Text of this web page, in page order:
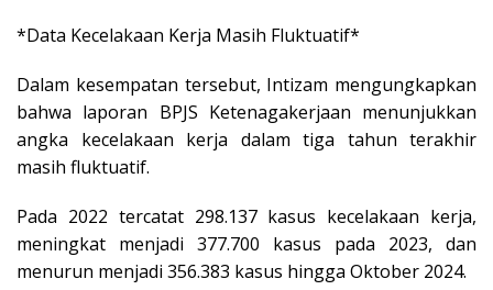
*Data Kecelakaan Kerja Masih Fluktuatif*
Dalam kesempatan tersebut, Intizam mengungkapkan
bahwa laporan BPJS Ketenagakerjaan menunjukkan
angka kecelakaan kerja dalam tiga tahun terakhir
masih fluktuatif.
Pada 2022 tercatat 298.137 kasus kecelakaan kerja,
meningkat menjadi 377.700 kasus pada 2023, dan
menurun menjadi 356.383 kasus hingga Oktober 2024.